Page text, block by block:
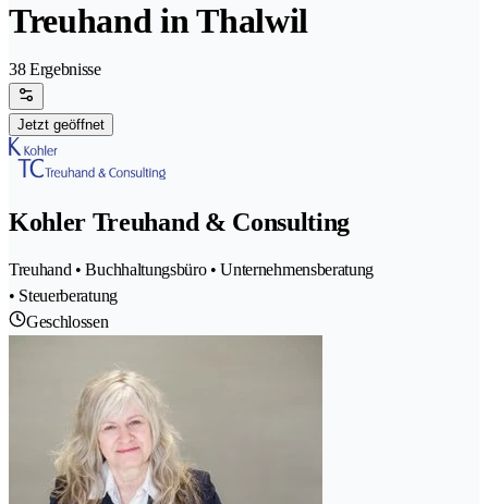
Treuhand in Thalwil
38 Ergebnisse
Jetzt geöffnet
Kohler Treuhand & Consulting
Treuhand • Buchhaltungsbüro • Unternehmensberatung
• Steuerberatung
Geschlossen